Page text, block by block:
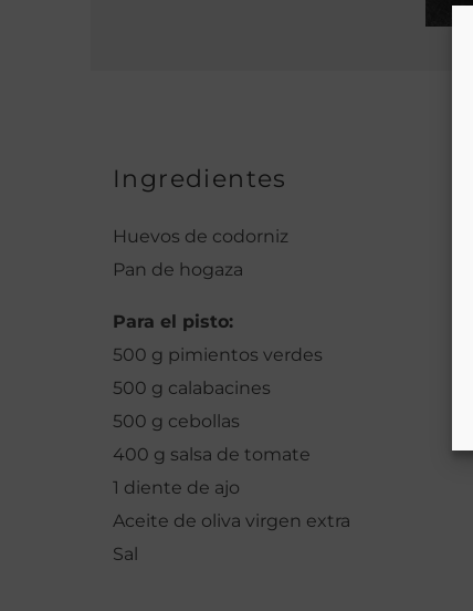
Ingredientes
Huevos de codorniz
Pan de hogaza
Para el pisto:
500 g pimientos verdes
500 g calabacines
500 g cebollas
400 g salsa de tomate
1 diente de ajo
Aceite de oliva virgen extra
Sal